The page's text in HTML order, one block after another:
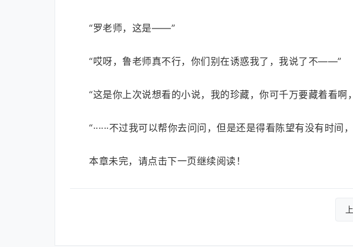
“罗老师，这是——”
“哎呀，鲁老师真不行，你们别在诱惑我了，我说了不——”
“这是你上次说想看的小说，我的珍藏，你可千万要藏着看啊
“······不过我可以帮你去问问，但是还是得看陈望有没有时
本章未完，请点击下一页继续阅读！